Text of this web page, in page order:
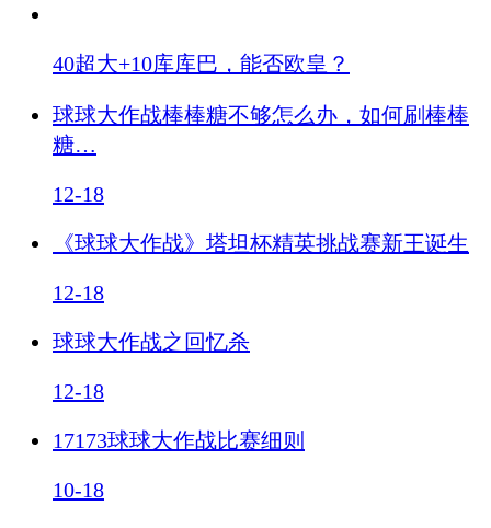
40超大+10库库巴，能否欧皇？
球球大作战棒棒糖不够怎么办，如何刷棒棒
糖…
12-18
《球球大作战》塔坦杯精英挑战赛新王诞生
12-18
球球大作战之回忆杀
12-18
17173球球大作战比赛细则
10-18